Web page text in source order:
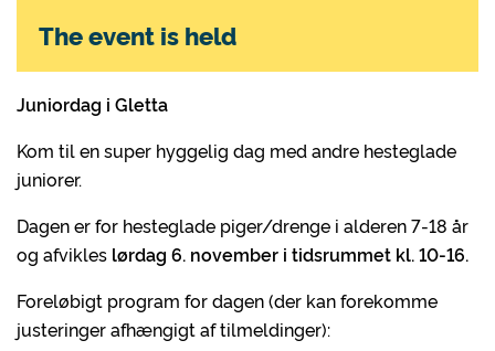
Juniordag i Gletta
Kom tilen super hyggelig dag med andre hesteglade
juniorer.
Dagen er for hesteglade piger/drenge i alderen 7-18 år
og afvikles lørdag 6. november i tidsrummet kl. 10-16.
Foreløbigt program for dagen (der kan forekomme
justeringer afhængigt af tilmeldinger):
The event is held